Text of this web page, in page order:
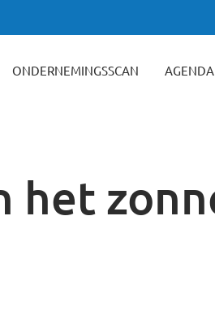
ONDERNEMINGSSCAN AGENDA
het